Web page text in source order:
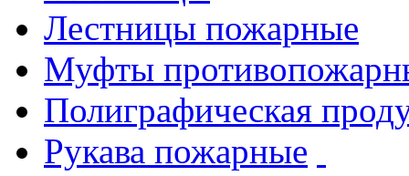
Лестницы пожарные
Муфты
Полиграфическая
Рукава пожарные